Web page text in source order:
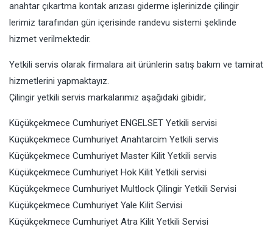
anahtar çıkartma kontak arızası giderme işlerinizde çilingir
lerimiz tarafından gün içerisinde randevu sistemi şeklinde
hizmet verilmektedir.
Yetkili servis olarak firmalara ait ürünlerin satış bakım ve tamirat
hizmetlerini yapmaktayız.
Çilingir yetkili servis markalarımız aşağıdaki gibidir;
Küçükçekmece Cumhuriyet ENGELSET Yetkili servisi
Küçükçekmece Cumhuriyet Anahtarcim Yetkili servis
Küçükçekmece Cumhuriyet Master Kilit Yetkili servis
Küçükçekmece Cumhuriyet Hok Kilit Yetkili servisi
Küçükçekmece Cumhuriyet Multlock Çilingir Yetkili Servisi
Küçükçekmece Cumhuriyet Yale Kilit Servisi
Küçükçekmece Cumhuriyet Atra Kilit Yetkili Servisi